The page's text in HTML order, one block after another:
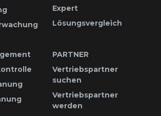
Expert
Lösungsvergleich
PARTNER
Vertriebspartner
suchen
Vertriebspartner
werden